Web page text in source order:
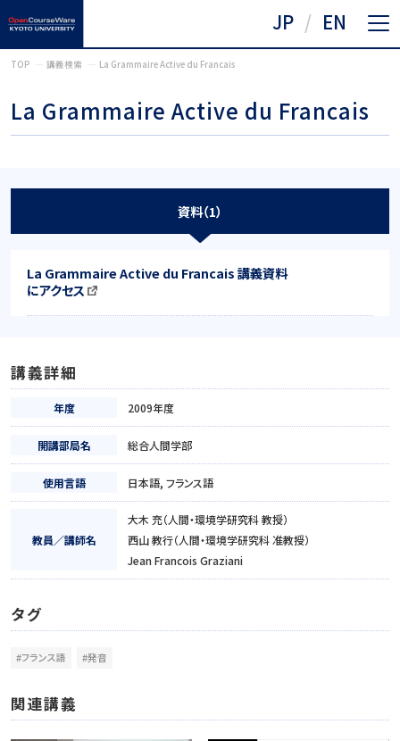
JP EN
TOP 講義検索 La Grammaire Active du Francais
La Grammaire Active du Francais
資料（1）
La Grammaire Active du Francais 講義資料
にアクセス
講義詳細
年度 2009年度
開講部局名 総合人間学部
使用言語 日本語, フランス語
教員／講師名
大木 充（人間・環境学研究科 教授）
西山 教行（人間・環境学研究科 准教授）
Jean Francois Graziani
タグ
#フランス語 #発音
関連講義